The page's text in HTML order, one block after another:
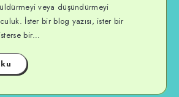
veya düşündürmeyi
İster bir blog yazısı, ister bir
bir…